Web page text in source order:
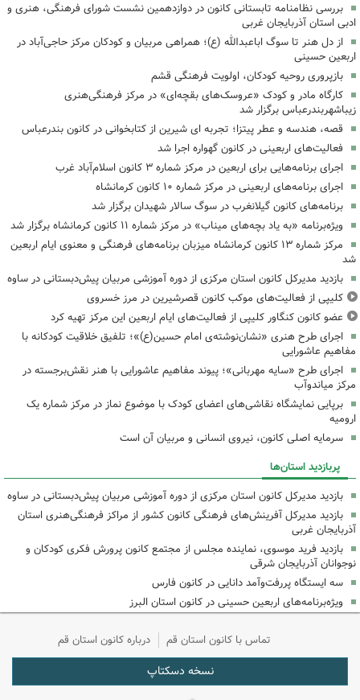
بررسی نظامنامه تابستانی کانون در دوازدهمین نشست شورای فرهنگی، هنری و
ادبی استان آذربایجان غربی
از دل هنر تا سوگ اباعبدالله (ع)؛ همراهی مربیان و کودکان مرکز حاجی‌آباد در
اربعین حسینی
بازپروری روحیه کودکان، اولویت فرهنگی قشم
کارگاه مادر و کودک «عروسک‌های بقچه‌ای» در مرکز فرهنگی‌هنری
زیباشهربندرعباس برگزار شد
قصه، هندسه و عطر پیتزا؛ تجربه ای شیرین از کتابخوانی در کانون بندرعباس
فعالیت‌های اربعینی در کانون گهواره اجرا شد
اجرای برنامه‌هایی برای اربعین در مرکز شماره ۳ کانون اسلام‌آباد غرب
اجرای برنامه‌های اربعینی در مرکز شماره ۱۰ کانون کرمانشاه
برنامه‌های کانون گیلانغرب در سوگ سالار شهیدان برگزار شد
ویژه‌برنامه «به یاد بچه‌های میناب» در مرکز شماره ۱۱ کانون کرمانشاه برگزار شد
مرکز شماره ۱۳ کانون کرمانشاه میزبان برنامه‌های فرهنگی و معنوی ایام اربعین
شد
بازدید مدیرکل کانون استان مرکزی از دوره آموزشی مربیان پیش‌دبستانی در ساوه
کلیپی از فعالیت‌های موکب کانون قصرشیرین در مرز خسروی
عضو کانون کنگاور کلیپی از فعالیت‌های ایام اربعین این مرکز تهیه کرد
اجرای طرح هنری «نشان‌نوشته‌ی امام حسین(ع)»؛ تلفیق خلاقیت کودکانه با
مفاهیم عاشورایی
اجرای طرح «سایه مهربانی»؛ پیوند مفاهیم عاشورایی با هنر نقش‌برجسته در
مرکز میاندوآب
برپایی نمایشگاه نقاشی‌های اعضای کودک با موضوع نماز در مرکز شماره یک
ارومیه
سرمایه اصلی کانون، نیروی انسانی و مربیان آن است
پربازدید استان‌ها
بازدید مدیرکل کانون استان مرکزی از دوره آموزشی مربیان پیش‌دبستانی در ساوه
بازدید مدیرکل آفرینش‌های فرهنگی کانون کشور از مراکز فرهنگی‌هنری استان
آذربایجان غربی
بازدید فرید موسوی، نماینده مجلس از مجتمع کانون پرورش فکری کودکان و
نوجوانان آذربایجان شرقی
سه ایستگاه پررفت‌وآمد دانایی در کانون فارس
ویژه‌برنامه‌های اربعین حسینی در کانون استان البرز
تماس با کانون استان قم درباره کانون استان قم
نسخه دسکتاپ